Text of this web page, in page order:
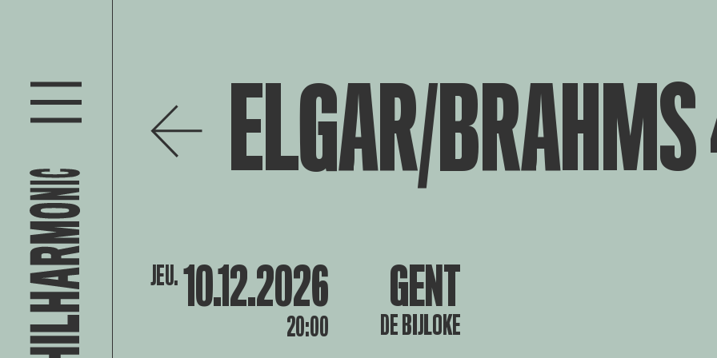
ELGAR/
JEU.10.12.2026
20:00
GENT
DE BIJLOKE